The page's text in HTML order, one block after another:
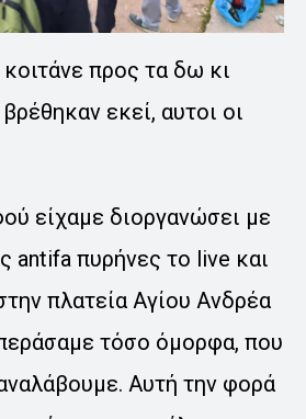
προς τα δω κι
εκεί, αυτοι οι
είχαμε διοργανώσει με
antifa πυρήνες το live και
πλατεία Αγίου Ανδρέα
τόσο όμορφα, που
Αυτή την φορά